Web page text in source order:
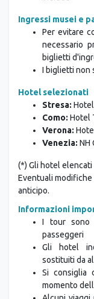
include"
Ingressi musei e
Per evitare
necessario
biglietti
I biglietti non
Hotel selezionati
Stresa:
Como: Hotel
Venezia:NH
(*) Gli hotel
Eventuali
anticipo.
Informazioni
I tour sono
passeggeri
Gli hotel
sostituiti da
Si consiglia